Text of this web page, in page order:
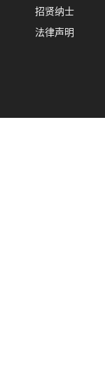
招贤纳士
法律声明